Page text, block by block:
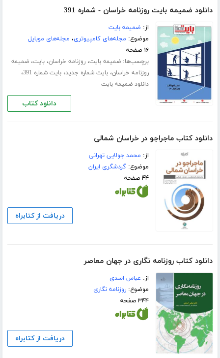
دانلود ضمیمه بایت روزنامه خراسان - شماره 391
از: ضمیمه بایت
موضوع: مجله‌های کامپیوتری، مجله‌های موبایل
۱۶ صفحه
برچسب‌ها:ضمیمه بایت،روزنامه خراسان،بایت،ضمیمه
روزنامه خراسان،بایت شماره جدید،بایت شماره 391 ،
دانلود ضمیمه بایت
دانلود کتاب
دانلود کتاب ماجراجو در خراسان شمالی
از: محمد جولایی تهرانی
موضوع:گردشگری ایران
۴۴ صفحه
دریافت از کتابراه
دانلود کتاب روزنامه نگاری در جهان معاصر
از: عباس اسدی
موضوع:روزنامه نگاری
۳۴۴ صفحه
دریافت از کتابراه